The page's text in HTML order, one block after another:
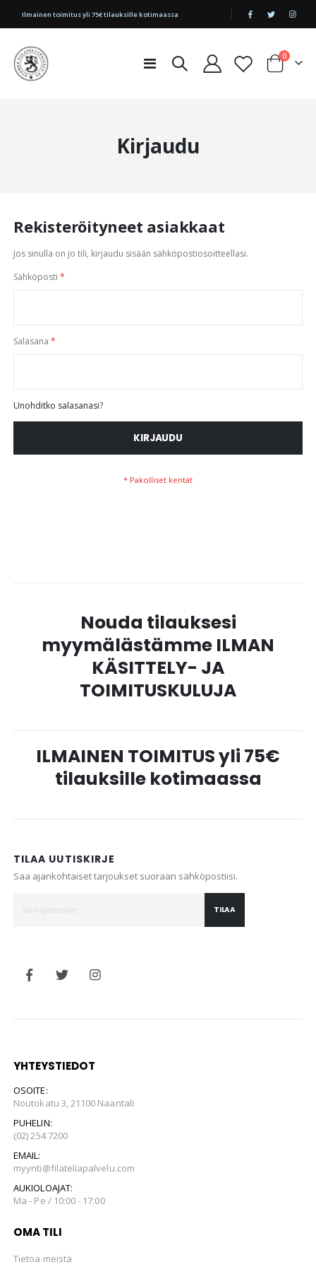
|
Ilmainen toimitus yli 75€ tilauksille kotimaassa
Toggle
Cart
0tuotetta
Kirjaudu
Rekisteröityneet asiakkaat
Jos sinulla on jo tili, kirjaudu sisään sähköpostiosoitteellasi.
Sähköposti
Salasana
Unohditko salasanasi?
KIRJAUDU
Nouda tilauksesi
myymälästämme ILMAN
KÄSITTELY- JA
TOIMITUSKULUJA
ILMAINEN TOIMITUS yli 75€
tilauksille kotimaassa
TILAA UUTISKIRJE
Saa ajankohtaiset tarjoukset suoraan sähköpostiisi.
TILAA
YHTEYSTIEDOT
OSOITE:
Noutokatu 3, 21100 Naantali
PUHELIN:
(02) 254 7200
EMAIL:
myynti@filateliapalvelu.com
AUKIOLOAJAT:
Ma - Pe / 10:00 - 17:00
OMA TILI
Tietoa meistä